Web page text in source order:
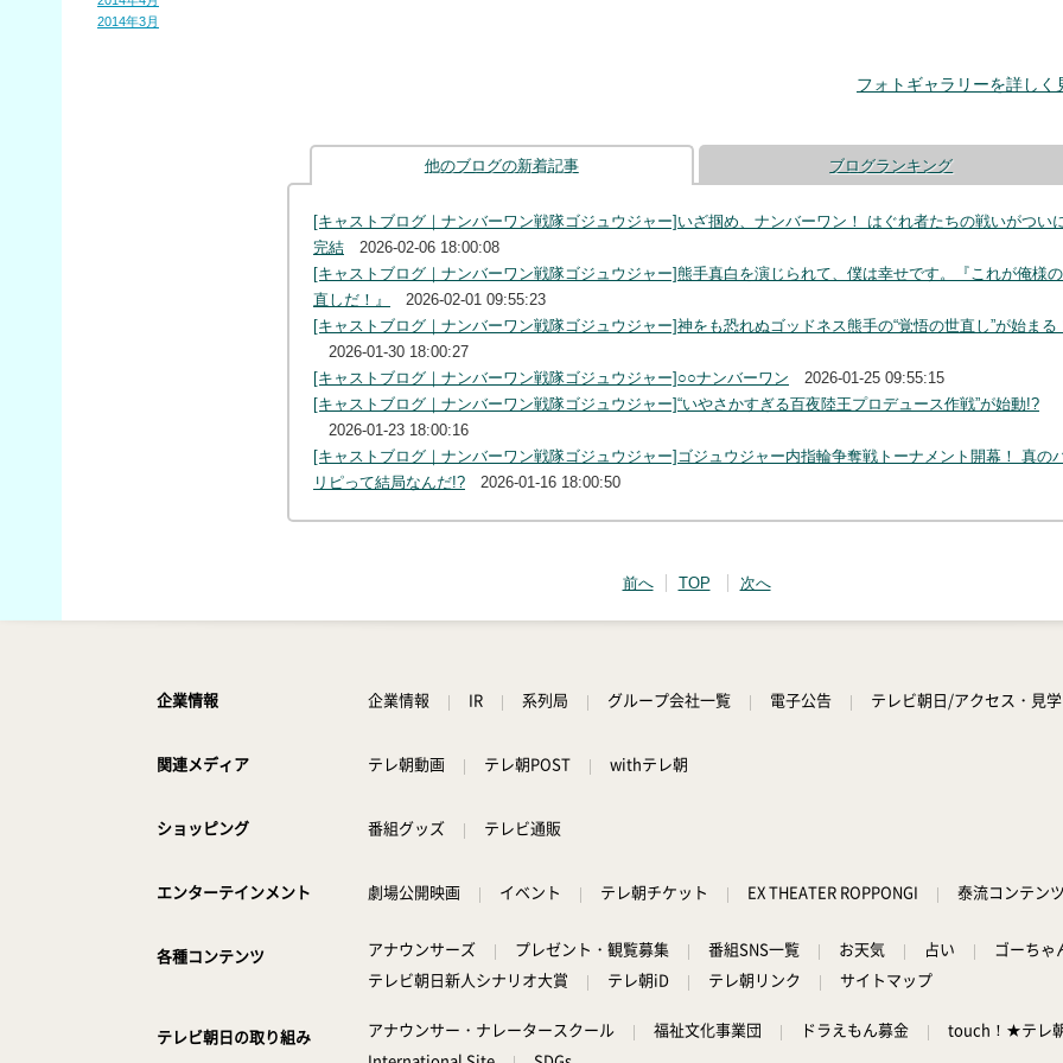
2014年3月
フォトギャラリーを詳し
他のブログの新着記事 ブログランキング
[キャストブログ｜ナンバーワン戦隊ゴジュウジャー]いざ掴め、ナンバーワン！ はぐれ者たちの戦いがつい
完結
2026-02-06 18:00:08
[キャストブログ｜ナンバーワン戦隊ゴジュウジャー]熊手真白を演じられて、僕は幸せです。『これが俺様
直しだ！』
2026-02-01 09:55:23
[キャストブログ｜ナンバーワン戦隊ゴジュウジャー]神をも恐れぬゴッドネス熊手の“覚悟の世直し”が始まる
2026-01-30 18:00:27
[キャストブログ｜ナンバーワン戦隊ゴジュウジャー]○○ナンバーワン
2026-01-25 09:55:15
[キャストブログ｜ナンバーワン戦隊ゴジュウジャー]“いやさかすぎる百夜陸王プロデュース作戦”が始動!?
2026-01-23 18:00:16
[キャストブログ｜ナンバーワン戦隊ゴジュウジャー]ゴジュウジャー内指輪争奪戦トーナメント開幕！ 真の
リピって結局なんだ!?
2026-01-16 18:00:50
前へ TOP 次へ
企業情報 企業情報 IR 系列局 グループ会社一覧 電子公告 テレビ朝日/アクセス・見
関連メディア テレ朝動画 テレ朝POST withテレ朝
ショッピング 番組グッズ テレビ通販
エンターテインメント 劇場公開映画 イベント テレ朝チケット EX THEATER ROPPONGI 泰流コンテンツ
各種コンテンツ アナウンサーズ プレゼント・観覧募集 番組SNS一覧 お天気 占い ゴーちゃ
テレビ朝日新人シナリオ大賞
テレ朝iD テレ朝リンク サイトマップ
テレビ朝日の取り組み アナウンサー・ナレータースクール 福祉文化事業団 ドラえもん募金 touch！★テレ